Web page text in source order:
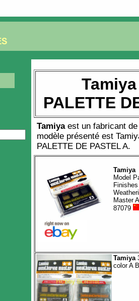
PALETTE
Tamiyaest un fabricant
modèle présenté est
PALETTE DE PASTEL A.
Tamiya
Model
Finishes
Master
87079
Tamiya
color A B